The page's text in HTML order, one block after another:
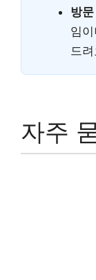
방
임
드
자주